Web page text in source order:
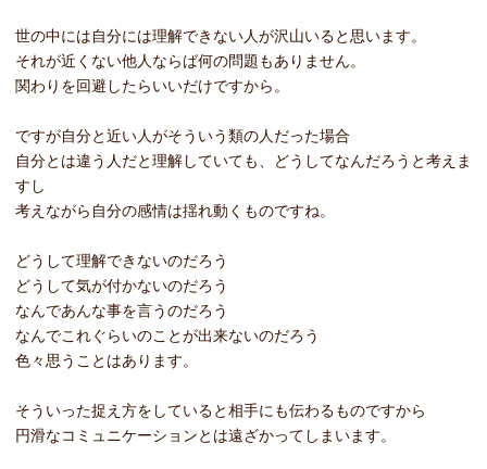
世の中には自分には理解できない人が沢山いると思います。
それが近くない他人ならば何の問題もありません。
関わりを回避したらいいだけですから。
ですが自分と近い人がそういう類の人だった場合
自分とは違う人だと理解していても、どうしてなんだろうと考えま
すし
考えながら自分の感情は揺れ動くものですね。
どうして理解できないのだろう
どうして気が付かないのだろう
なんであんな事を言うのだろう
なんでこれぐらいのことが出来ないのだろう
色々思うことはあります。
そういった捉え方をしていると相手にも伝わるものですから
円滑なコミュニケーションとは遠ざかってしまいます。